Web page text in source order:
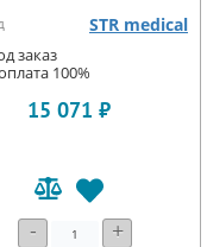
STR medical
заказ
100%
15 071 ₽
- +